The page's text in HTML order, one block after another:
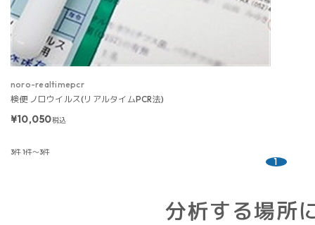
noro-realtimepcr
検便 ノロウイルス(リアルタイムPCR法)
¥10,050税込
3件1件～3件
1
分析する場所